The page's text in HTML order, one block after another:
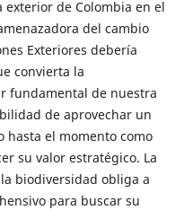
de Colombia en el
del cambio
Exteriores debería
convierta la
fundamental de nuestra
de aprovechar un
hasta el momento como
su valor estratégico. La
biodiversidad obliga a
para buscar su